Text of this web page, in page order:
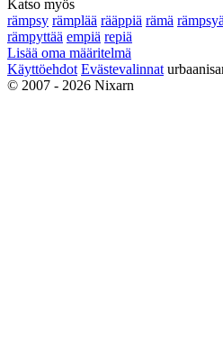
Katso myös
rämpsy rämplää rääppiä rämä
rämpyttää empiä repiä
Lisää oma määritelmä
Käyttöehdot Evästevalinnat
© 2007 - 2026 Nixarn